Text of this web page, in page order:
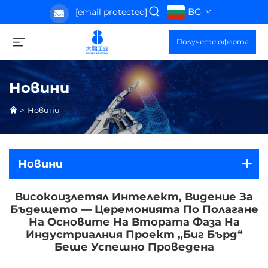
[email protected] BG
Получете оферта
Новини
> Новини
Новини
Високоизлетял Интелект, Видение За
Бъдещето — Церемонията По Полагане
На Основите На Втората Фаза На
Индустриалния Проект „Биг Бърд“
Беше Успешно Проведена